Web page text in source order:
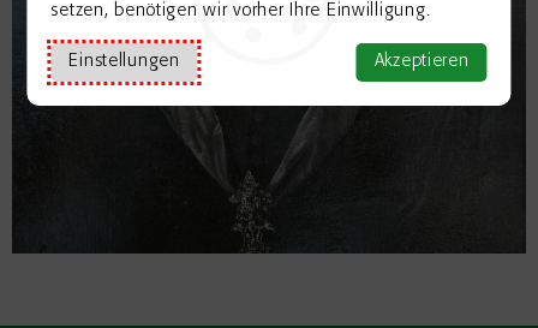
setzen, benötigen wir vorher Ihre Einwilligung.
Einstellungen Akzeptieren